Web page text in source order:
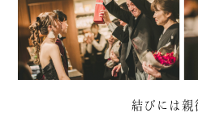
結びには親